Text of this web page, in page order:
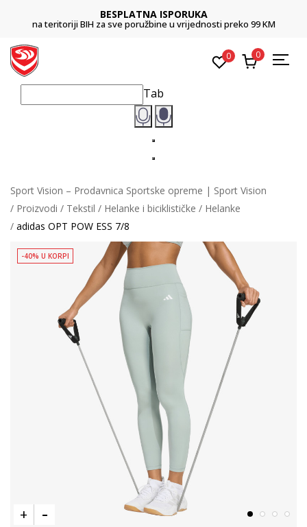
BESPLATNA ISPORUKA
na teritoriji BIH za sve poružbine u vrijednosti preko 99 KM
0 0
Tab
Sport Vision – Prodavnica Sportske opreme | Sport Vision
Proizvodi
Tekstil Helanke i biciklističke
Helanke
adidas OPT POW ESS 7/8
-40% U KORPI